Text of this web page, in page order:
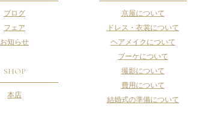
ブログ
フェア
お知らせ
SHOP
本店
京屋について
ドレス・衣裳について
ヘアメイクについて
ブーケについて
撮影について
費用について
結婚式の準備について